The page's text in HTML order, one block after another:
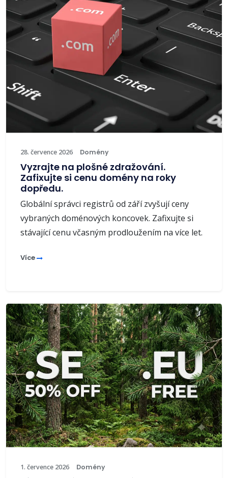
28. července 2026 Domény
Vyzrajte na plošné zdražování.
Zafixujte si cenu domény na roky
dopředu.
Globální správci registrů od září zvyšují ceny
vybraných doménových koncovek. Zafixujte si
stávající cenu včasným prodloužením na více let.
Více
1. července 2026 Domény